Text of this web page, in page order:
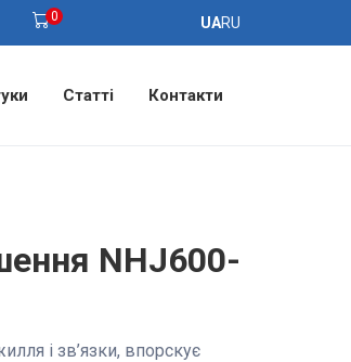
0 UARU
Статті Контакти
NHJ600-
і зв’язки, впорскує